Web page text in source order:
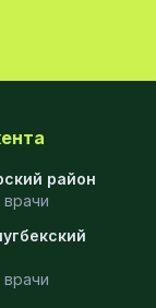
район
врачи
врачи